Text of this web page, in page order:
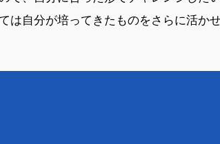
は自分が培ってきたものをさらに活か